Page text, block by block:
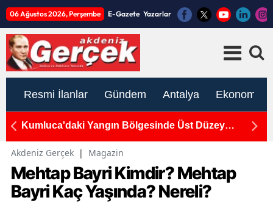
06 Ağustos 2026, Perşembe E-Gazete Yazarlar
Resmi İlanlar Gündem Antalya Ekonomi
Kumluca'daki Yangın Bölgesinde Üst Düzey
Akdeniz Gerçek | Magazin
Mehtap Bayri Kimdir? Mehtap
Bayri Kaç Yaşında? Nereli?